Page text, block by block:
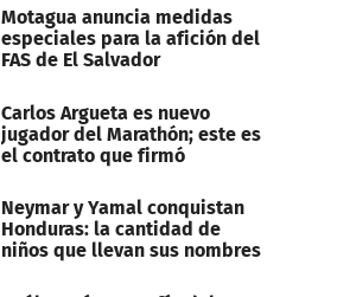
Motagua anuncia medidas
especiales para la afición del
FAS de El Salvador
Carlos Argueta es nuevo
jugador del Marathón; este es
el contrato que firmó
Neymar y Yamal conquistan
Honduras: la cantidad de
niños que llevan sus nombres